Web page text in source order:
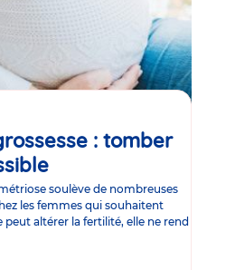
: tomber
soulève de nombreuses
les femmes qui souhaitent
altérer la fertilité, elle ne rend